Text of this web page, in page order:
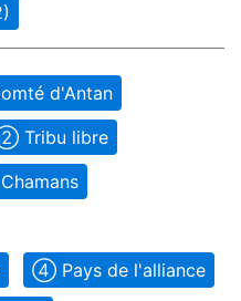
d'Antan
Tribu libre
➃ Pays de l'alliance